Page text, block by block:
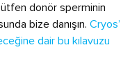
donör sperminin
bize danışın. Cryos’
dair bu kılavuzu